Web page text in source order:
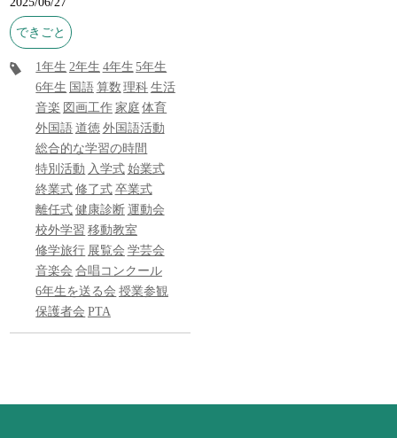
できごと
1年生 2年生 4年生 5年生
6年生 国語 算数 理科 生活
音楽 図画工作 家庭 体育
外国語 道徳 外国語活動
総合的な学習の時間
特別活動 入学式 始業式
終業式 修了式 卒業式
離任式 健康診断 運動会
校外学習 移動教室
修学旅行 展覧会 学芸会
音楽会 合唱コンクール
6年生を送る会 授業参観
保護者会 PTA